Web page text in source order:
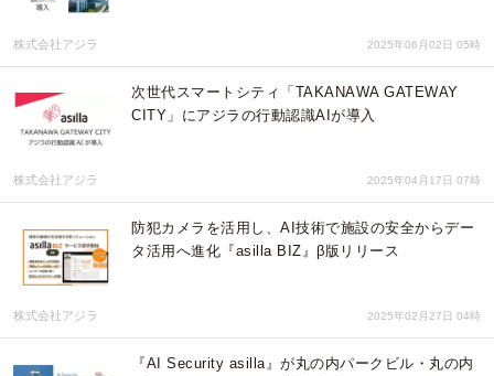
株式会社アジラ 2025年06月02日 05時
次世代スマートシティ「TAKANAWA GATEWAY
CITY」にアジラの行動認識AIが導入
株式会社アジラ 2025年04月17日 07時
防犯カメラを活用し、AI技術で施設の安全からデー
タ活用へ進化『asilla BIZ』β版リリース
株式会社アジラ 2025年02月27日 04時
『AI Security asilla』が丸の内パークビル・丸の内